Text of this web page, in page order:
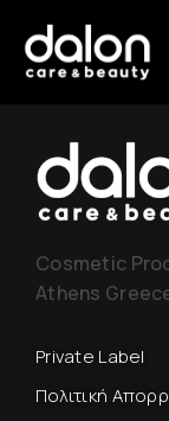
Cosmetic
Athens
Private Label
Πολιτική